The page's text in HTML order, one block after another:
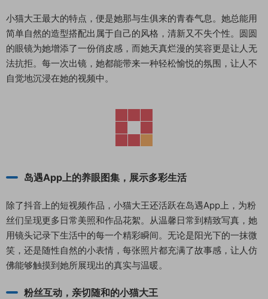
小猫大王最大的特点，便是她那与生俱来的青春气息。她总能用
简单自然的造型搭配出属于自己的风格，清新又不失个性。圆圆
的眼镜为她增添了一份俏皮感，而她天真烂漫的笑容更是让人无
法抗拒。每一次出镜，她都能带来一种轻松愉悦的氛围，让人不
自觉地沉浸在她的视频中。
岛遇App上的养眼图集，展示多彩生活
除了抖音上的短视频作品，小猫大王还活跃在岛遇App上，为粉
丝们呈现更多日常美照和作品花絮。从温馨日常到精致写真，她
用镜头记录下生活中的每一个精彩瞬间。无论是阳光下的一抹微
笑，还是随性自然的小表情，每张照片都充满了故事感，让人仿
佛能够触摸到她所展现出的真实与温暖。
粉丝互动，亲切随和的小猫大王